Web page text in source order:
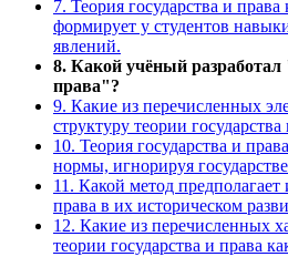
7. Теория государства и
формирует у студентов
явлений.
8. Какой учёный
права"?
9. Какие из перечисленных
структуру теории государства
10. Теория государства и
нормы, игнорируя
11. Какой метод предполагает
права в их историческом
12. Какие из перечисленных
теории государства и права